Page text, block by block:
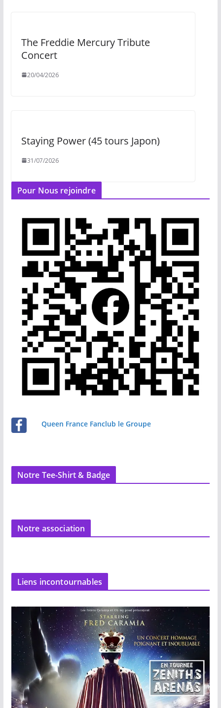
The Freddie Mercury Tribute
Concert
20/04/2026
Staying Power (45 tours Japon)
31/07/2026
Pour Nous rejoindre
Queen France Fanclub le Groupe
Notre Tee-Shirt & Badge
Notre association
Liens incontournables